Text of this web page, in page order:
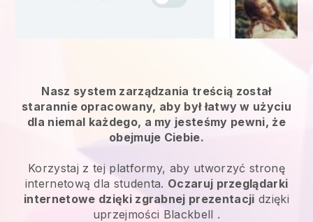
Nasz system zarządzania treścią został
starannie opracowany, aby był łatwy w użyciu
dla niemal każdego, a my jesteśmy pewni, że
obejmuje Ciebie.
Korzystaj z tej platformy, aby utworzyć stronę
internetową dla studenta. Oczaruj przeglądarki
internetowe dzięki zgrabnej prezentacji dzięki
uprzejmości Blackbell .